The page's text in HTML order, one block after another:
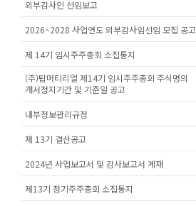
외부감사인 선임보고
2026~2028 사업연도 외부감사임선임 모집 공고
제 14기 임시주주총회 소집통지
(주)탑머티리얼 제14기 임시주주총회 주식명의
개서정지기간 및 기준일 공고
내부정보관리규정
제 13기 결산공고
2024년 사업보고서 및 감사보고서 게재
제13기 정기주주총회 소집통지